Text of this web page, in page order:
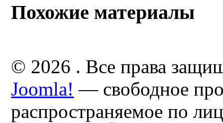
Похожие материалы
© 2026 . Все права
Joomla! — свободное
распространяемое по